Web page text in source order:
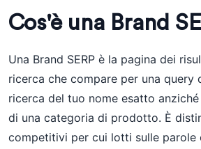
Cos'è una Brand
Una Brand SERP è la pagina dei
ricerca che compare per una query
ricerca del tuo nome esatto
di una categoria di prodotto. È
competitivi per cui lotti sulle parole